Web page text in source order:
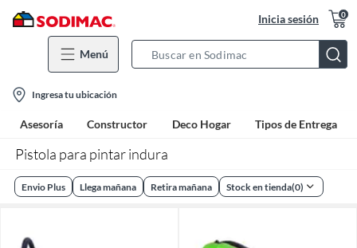
Inicia sesión 0
Menú
Bar
location-
icon
Ingresa tu ubicación
Asesoría Constructor Deco Hogar Tipos de Entrega
Pistola para pintar indura
Envio Plus Llega mañana Retira mañana Stock en tienda(0)